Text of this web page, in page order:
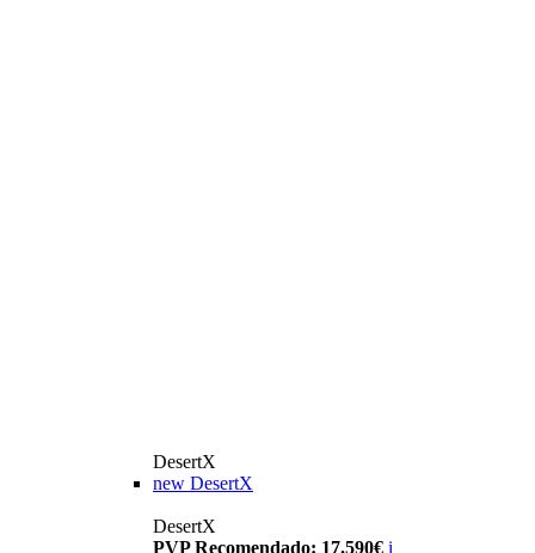
DesertX
new DesertX
DesertX
PVP Recomendado: 17.590€ i